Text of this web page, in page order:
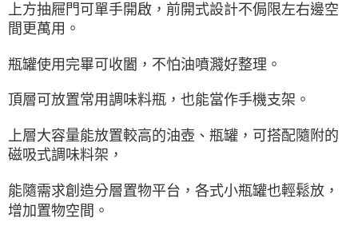
上方抽屜門可單手開啟，前開式設計不侷限左右邊空
間更萬用。
瓶罐使用完畢可收闔，不怕油噴濺好整理。
頂層可放置常用調味料瓶，也能當作手機支架。
上層大容量能放置較高的油壺、瓶罐，可搭配隨附的
磁吸式調味料架，
能隨需求創造分層置物平台，各式小瓶罐也輕鬆放，
增加置物空間。